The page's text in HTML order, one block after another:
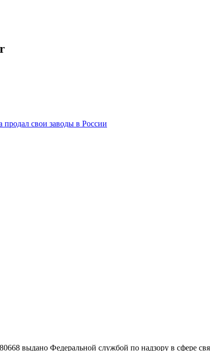
свои заводы в России
выдано Федеральной службой по надзору в сфере